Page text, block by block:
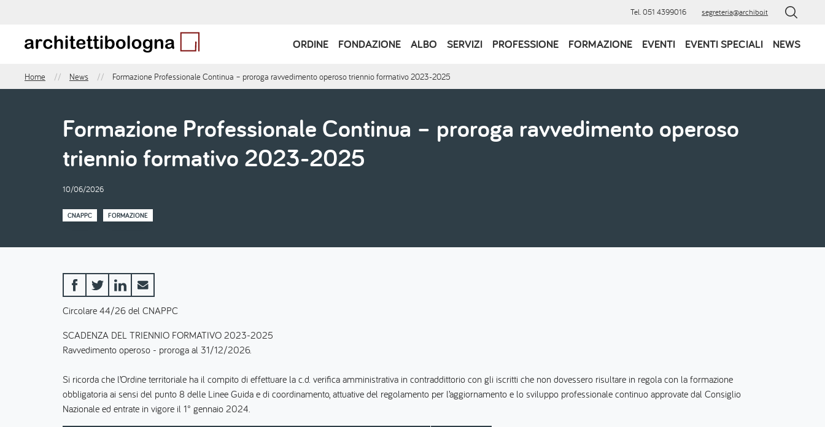
contenuto
principale
Tel. 051 4399016 segreteria@archibo.it
Navigazione
ORDINE FONDAZIONE ALBO SERVIZI PROFESSIONE FORMAZIONE EVENTI EVENTI SPECIALI NEWS
Briciole
Home News Formazione Professionale Continua – proroga ravvedimento operoso triennio formativo 2023-2025
Formazione Professionale Continua – proroga ravvedimento operoso
triennio formativo 2023-2025
10/06/2026
CNAPPC FORMAZIONE
Circolare 44/26 del CNAPPC
SCADENZA DEL TRIENNIO FORMATIVO 2023-2025
Ravvedimento operoso - proroga al 31/12/2026.
Si ricorda che l’Ordine territoriale ha il compito di effettuare la c.d. verifica amministrativa in contraddittorio con gli iscritti che non dovessero risultare in regola con la formazione
obbligatoria ai sensi del punto 8 delle Linee Guida e di coordinamento, attuative del regolamento per l’aggiornamento e lo sviluppo professionale continuo approvate dal Consiglio
Nazionale ed entrate in vigore il 1° gennaio 2024.